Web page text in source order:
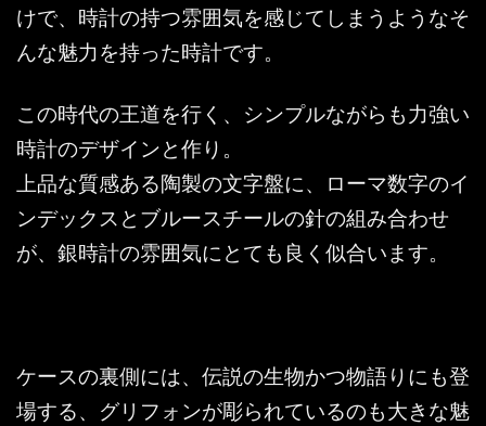
けで、時計の持つ雰囲気を感じてしまうようなそ
んな魅力を持った時計です。
この時代の王道を行く、シンプルながらも力強い
時計のデザインと作り。
上品な質感ある陶製の文字盤に、ローマ数字のイ
ンデックスとブルースチールの針の組み合わせ
が、銀時計の雰囲気にとても良く似合います。
ケースの裏側には、伝説の生物かつ物語りにも登
場する、グリフォンが彫られているのも大きな魅